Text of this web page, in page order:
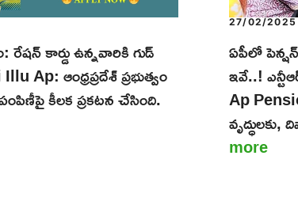
రేషన్ కార్డు ఉన్నవారికి గుడ్
Ap: ఆంధ్రప్రదేశ్ ప్రభుత్వం
కీలక ప్రకటన చేసింది.
27/02/2025
ఏపీలో
ఇవే..!
Ap
more